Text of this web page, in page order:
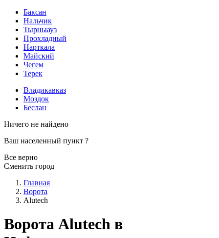
Баксан
Нальчик
Тырныауз
Прохладный
Нарткала
Майский
Чегем
Терек
Владикавказ
Моздок
Беслан
Ничего не найдено
Ваш населенный пункт ?
Все верно
Сменить город
Главная
Ворота
Alutech
Ворота Alutech в